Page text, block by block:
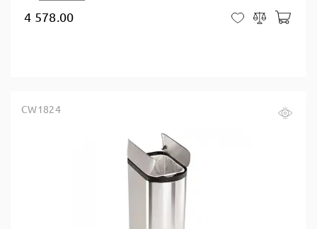
4 578.00 В закладки
Сравнить
CW1824